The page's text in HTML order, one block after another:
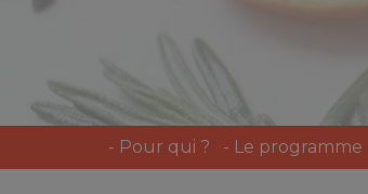
- Pour qui ? - Le programme